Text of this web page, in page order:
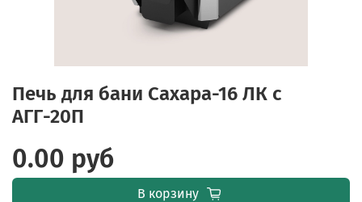
Печь для бани Сахара-16 ЛК с
АГГ-20П
0.00 руб
В корзину